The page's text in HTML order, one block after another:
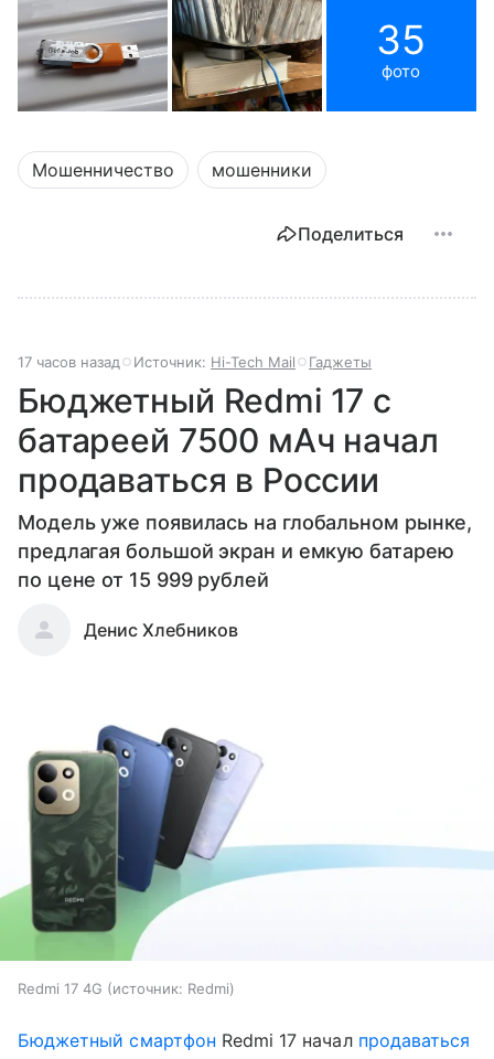
35
фото
Мошенничество мошенники
Поделиться
17 часов назад Источник: Hi-Tech Mail Гаджеты
Бюджетный Redmi 17 с
батареей 7500 мАч начал
продаваться в России
Модель уже появилась на глобальном рынке,
предлагая большой экран и емкую батарею
по цене от 15 999 рублей
Денис Хлебников
Redmi 17 4G источник: Redmi
Бюджетный смартфон Redmi 17 начал продаваться